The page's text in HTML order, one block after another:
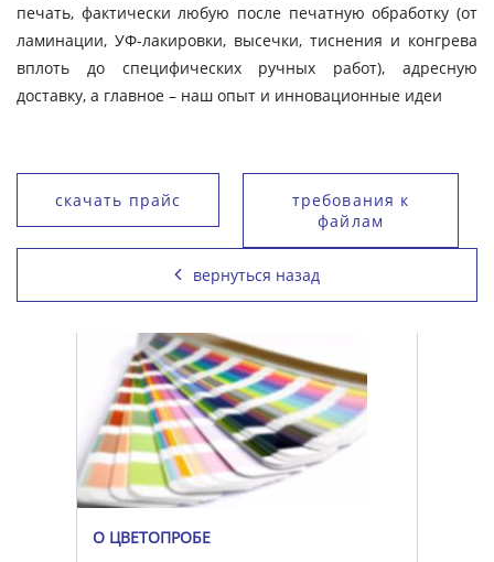
печать, фактически любую после печатную обработку (от
ламинации, УФ-лакировки, высечки, тиснения и конгрева
вплоть до специфических ручных работ), адресную
доставку, а главное – наш опыт и инновационные идеи
скачать прайс
требования к
файлам
вернуться назад
О ЦВЕТОПРОБЕ